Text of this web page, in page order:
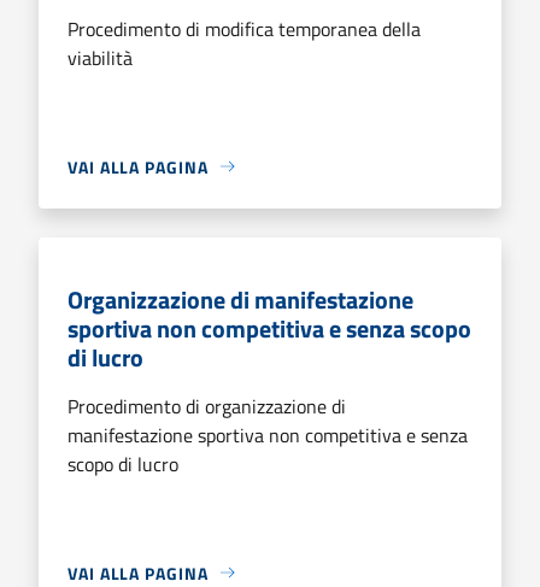
Procedimento di modifica temporanea della
viabilità
VAI ALLA PAGINA
Organizzazione di manifestazione
sportiva non competitiva e senza scopo
di lucro
Procedimento di organizzazione di
manifestazione sportiva non competitiva e senza
scopo di lucro
VAI ALLA PAGINA